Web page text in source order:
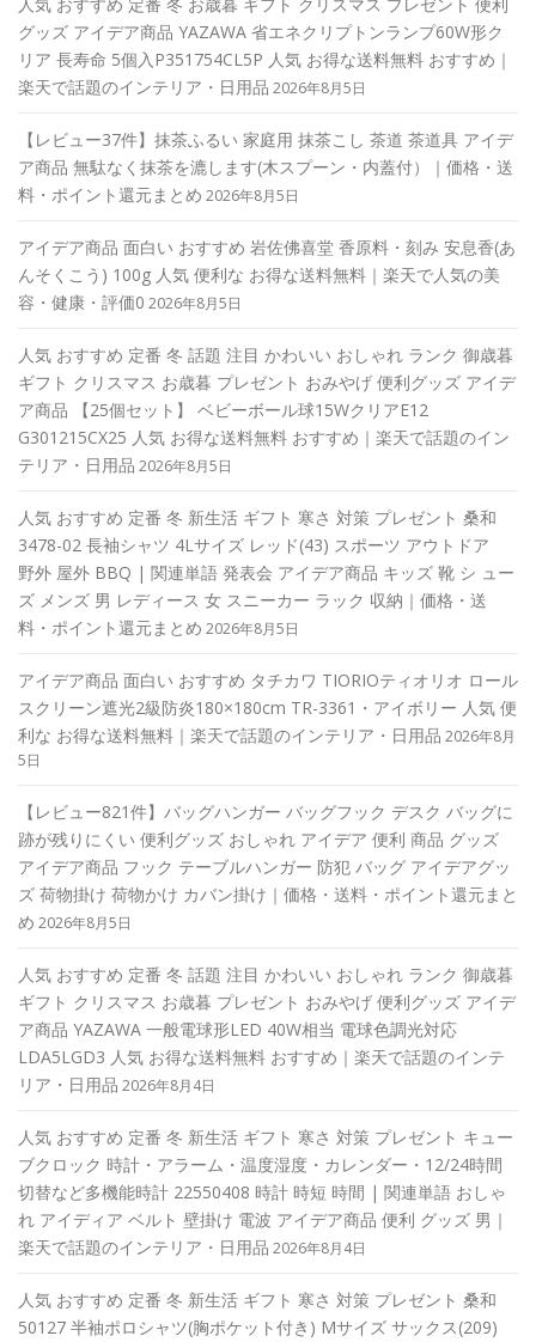
グッズ アイデア商品 YAZAWA 省エネクリプトンランプ60W形ク
リア 長寿命 5個入P351754CL5P 人気 お得な送料無料 おすすめ｜
楽天で話題のインテリア・日用品 2026年8月5日
【レビュー37件】抹茶ふるい 家庭用 抹茶こし 茶道 茶道具 アイデ
ア商品 無駄なく抹茶を漉します(木スプーン・内蓋付）｜価格・送
料・ポイント還元まとめ 2026年8月5日
アイデア商品 面白い おすすめ 岩佐佛喜堂 香原料・刻み 安息香(あ
んそくこう) 100g 人気 便利な お得な送料無料｜楽天で人気の美
容・健康・評価0 2026年8月5日
人気 おすすめ 定番 冬 話題 注目 かわいい おしゃれ ランク 御歳暮
ギフト クリスマス お歳暮 プレゼント おみやげ 便利グッズ アイデ
ア商品 【25個セット】 ベビーボール球15WクリアE12
G301215CX25 人気 お得な送料無料 おすすめ｜楽天で話題のイン
テリア・日用品 2026年8月5日
人気 おすすめ 定番 冬 新生活 ギフト 寒さ 対策 プレゼント 桑和
3478-02 長袖シャツ 4Lサイズ レッド(43) スポーツ アウトドア
野外 屋外 BBQ | 関連単語 発表会 アイデア商品 キッズ 靴 シ ュー
ズ メンズ 男 レディース 女 スニーカー ラック 収納｜価格・送
料・ポイント還元まとめ 2026年8月5日
アイデア商品 面白い おすすめ タチカワ TIORIOティオリオ ロール
スクリーン遮光2級防炎180×180cm TR-3361・アイボリー 人気 便
利な お得な送料無料｜楽天で話題のインテリア・日用品 2026年8月
5日
【レビュー821件】バッグハンガー バッグフック デスク バッグに
跡が残りにくい 便利グッズ おしゃれ アイデア 便利 商品 グッズ
アイデア商品 フック テーブルハンガー 防犯 バッグ アイデアグッ
ズ 荷物掛け 荷物かけ カバン掛け｜価格・送料・ポイント還元まと
め 2026年8月5日
人気 おすすめ 定番 冬 話題 注目 かわいい おしゃれ ランク 御歳暮
ギフト クリスマス お歳暮 プレゼント おみやげ 便利グッズ アイデ
ア商品 YAZAWA 一般電球形LED 40W相当 電球色調光対応
LDA5LGD3 人気 お得な送料無料 おすすめ｜楽天で話題のインテ
リア・日用品 2026年8月4日
人気 おすすめ 定番 冬 新生活 ギフト 寒さ 対策 プレゼント キュー
ブクロック 時計・アラーム・温度湿度・カレンダー・12/24時間
切替など多機能時計 22550408 時計 時短 時間 | 関連単語 おしゃ
れ アイディア ベルト 壁掛け 電波 アイデア商品 便利 グッズ 男｜
楽天で話題のインテリア・日用品 2026年8月4日
人気 おすすめ 定番 冬 新生活 ギフト 寒さ 対策 プレゼント 桑和
50127 半袖ポロシャツ(胸ポケット付き) Mサイズ サックス(209)